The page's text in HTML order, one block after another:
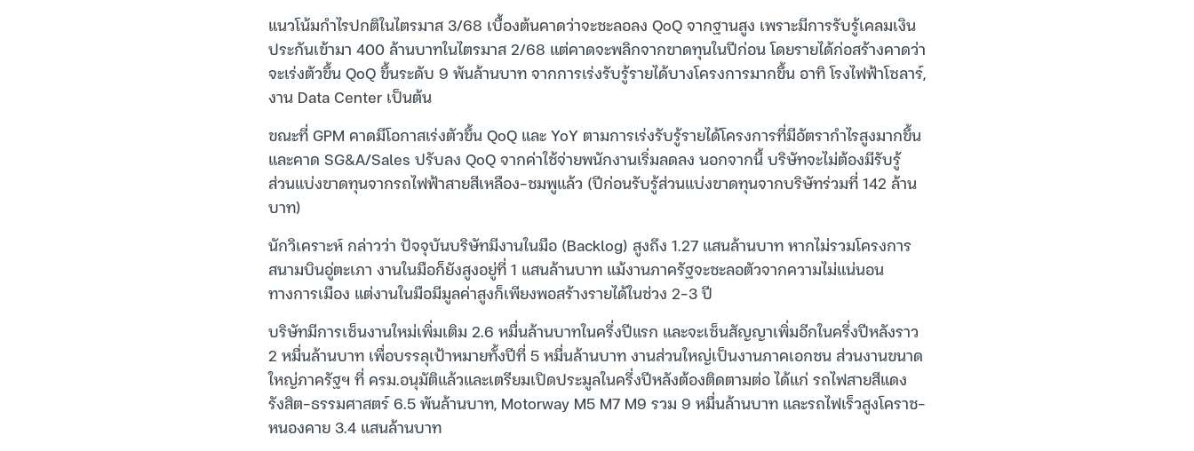
แนวโน้มกำไรปกติในไตรมาส 3/68 เบื้องต้นคาดว่าจะชะลอลง QoQ จากฐานสูง เพราะมีการรับรู้เคลมเงิน
ประกันเข้ามา 400 ล้านบาทในไตรมาส 2/68 แต่คาดจะพลิกจากขาดทุนในปีก่อน โดยรายได้ก่อสร้างคาดว่า
จะเร่งตัวขึ้น QoQ ขึ้นระดับ 9 พันล้านบาท จากการเร่งรับรู้รายได้บางโครงการมากขึ้น อาทิ โรงไฟฟ้าโซลาร์,
งาน Data Center เป็นต้น
ขณะที่ GPM คาดมีโอกาสเร่งตัวขึ้น QoQ และ YoY ตามการเร่งรับรู้รายได้โครงการที่มีอัตรากำไรสูงมากขึ้น
และคาด SG&A/Sales ปรับลง QoQ จากค่าใช้จ่ายพนักงานเริ่มลดลง นอกจากนี้ บริษัทจะไม่ต้องมีรับรู้
ส่วนแบ่งขาดทุนจากรถไฟฟ้าสายสีเหลือง-ชมพูแล้ว (ปีก่อนรับรู้ส่วนแบ่งขาดทุนจากบริษัทร่วมที่ 142 ล้าน
บาท)
นักวิเคราะห์ กล่าวว่า ปัจจุบันบริษัทมีงานในมือ (Backlog) สูงถึง 1.27 แสนล้านบาท หากไม่รวมโครงการ
สนามบินอู่ตะเภา งานในมือก็ยังสูงอยู่ที่ 1 แสนล้านบาท แม้งานภาครัฐจะชะลอตัวจากความไม่แน่นอน
ทางการเมือง แต่งานในมือมีมูลค่าสูงก็เพียงพอสร้างรายได้ในช่วง 2-3 ปี
บริษัทมีการเซ็นงานใหม่เพิ่มเติม 2.6 หมื่นล้านบาทในครึ่งปีแรก และจะเซ็นสัญญาเพิ่มอีกในครึ่งปีหลังราว
2 หมื่นล้านบาท เพื่อบรรลุเป้าหมายทั้งปีที่ 5 หมื่นล้านบาท งานส่วนใหญ่เป็นงานภาคเอกชน ส่วนงานขนาด
ใหญ่ภาครัฐฯ ที่ ครม.อนุมัติแล้วและเตรียมเปิดประมูลในครึ่งปีหลังต้องติดตามต่อ ได้แก่ รถไฟสายสีแดง
รังสิต-ธรรมศาสตร์ 6.5 พันล้านบาท, Motorway M5 M7 M9 รวม 9 หมื่นล้านบาท และรถไฟเร็วสูงโคราช-
หนองคาย 3.4 แสนล้านบาท